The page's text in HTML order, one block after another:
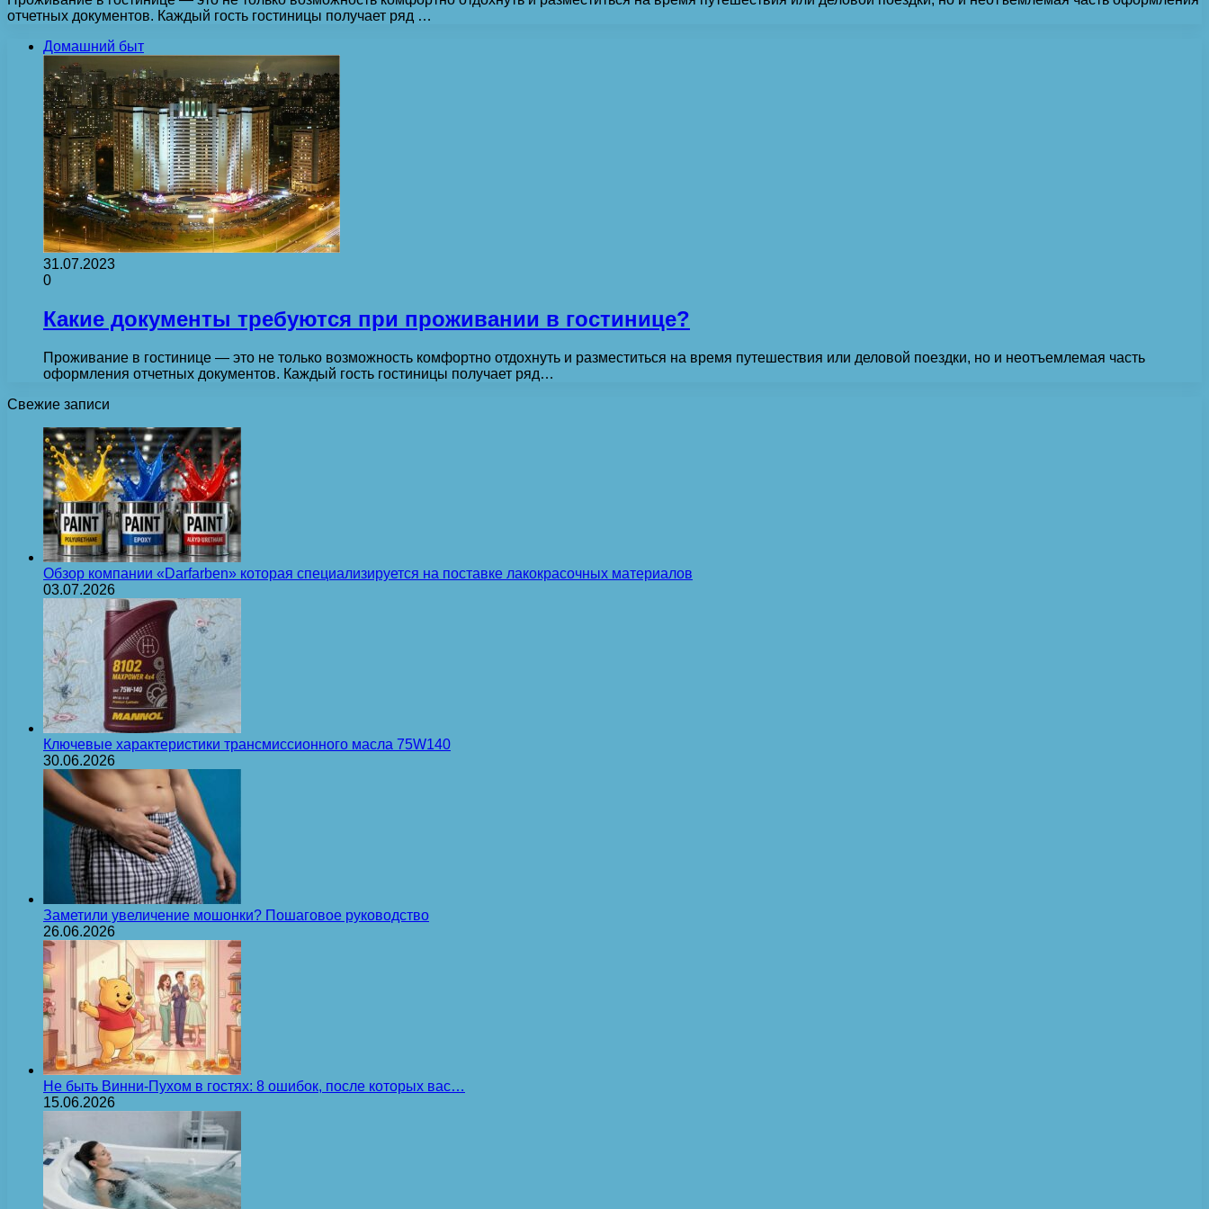
отчетных документов. Каждый гость гостиницы получает ряд …
Домашний быт
31.07.2023
0
Какие документы требуются при проживании в гостинице?
Проживание в гостинице — это не только возможность комфортно отдохнуть и разместиться на время путешествия или деловой поездки, но и неотъемлемая часть
оформления отчетных документов. Каждый гость гостиницы получает ряд…
Свежие записи
Обзор компании «Darfarben» которая специализируется на поставке лакокрасочных материалов
03.07.2026
Ключевые характеристики трансмиссионного масла 75W140
30.06.2026
Заметили увеличение мошонки? Пошаговое руководство
26.06.2026
Не быть Винни-Пухом в гостях: 8 ошибок, после которых вас…
15.06.2026